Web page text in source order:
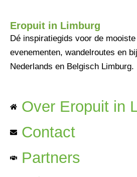
Eropuit in Limburg
Dé inspiratiegids voor de
evenementen, wandelroutes en
Nederlands en Belgisch Limburg.
Over Eropuit in
Contact
Partners